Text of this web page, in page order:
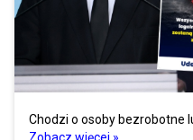
Chodzi o osoby bezrobotne